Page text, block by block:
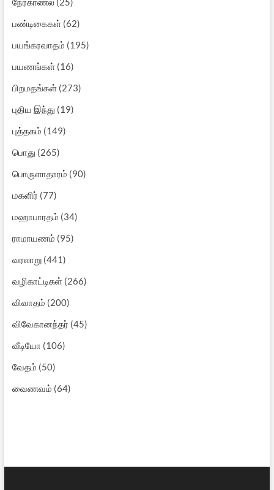
பண்டிகைகள்(62)
பயங்கரவாதம் (195)
பயணங்கள்(16)
பிறமதங்கள்(273)
புதிய இந்து (19)
புத்தகம் (149)
பொது (265)
பொருளாதாரம் (90)
மகளிர் (77)
மஹாபாரதம் (34)
ராமாயணம் (95)
வரலாறு(441)
வழிகாட்டிகள்(266)
விவாதம் (200)
விவேகானந்தர் (45)
வீடியோ (106)
வேதம் (50)
வைணவம் (64)